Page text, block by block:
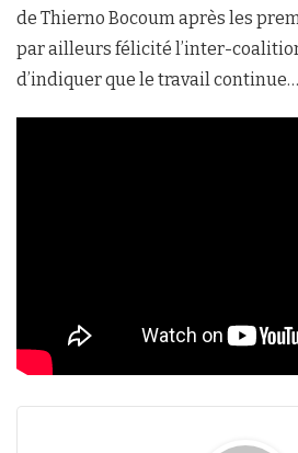
de Thierno Bocoum après les
par ailleurs félicité l’inter-
d’indiquer que le travail continue…